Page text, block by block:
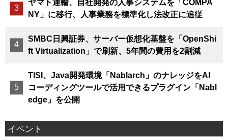
ヤマト運輸、自社開発の人事システムを「COMPA
NY」に移行、人事業務を標準化し法改正に追従
SMBC日興証券、サーバー仮想化基盤を「OpenShi
ft Virtualization」で刷新、5年間の費用を2割減
TISI、Java開発環境「Nablarch」のナレッジをAI
コーディングツールで活用できるプラグイン「Nabl
edge」を公開
イベント